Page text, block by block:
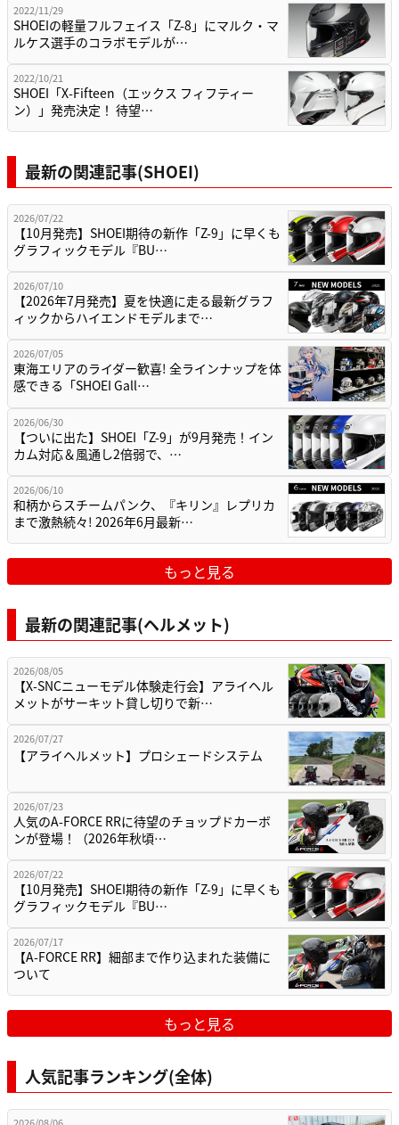
2022/11/29
SHOEIの軽量フルフェイス「Z-8」にマルク・マ
ルケス選手のコラボモデルが…
2022/10/21
SHOEI「X-Fifteen（エックス フィフティー
ン）」発売決定！ 待望…
最新の関連記事(SHOEI)
2026/07/22
【10月発売】SHOEI期待の新作「Z-9」に早くも
グラフィックモデル『BU…
2026/07/10
【2026年7月発売】夏を快適に走る最新グラフ
ィックからハイエンドモデルまで…
2026/07/05
東海エリアのライダー歓喜! 全ラインナップを体
感できる「SHOEI Gall…
2026/06/30
【ついに出た】SHOEI「Z-9」が9月発売！イン
カム対応＆風通し2倍弱で、…
2026/06/10
和柄からスチームパンク、『キリン』レプリカ
まで激熱続々! 2026年6月最新…
もっと見る
最新の関連記事(ヘルメット)
2026/08/05
【X-SNCニューモデル体験走行会】アライヘル
メットがサーキット貸し切りで新…
2026/07/27
【アライヘルメット】プロシェードシステム
2026/07/23
人気のA-FORCE RRに待望のチョップドカーボ
ンが登場！（2026年秋頃…
2026/07/22
【10月発売】SHOEI期待の新作「Z-9」に早くも
グラフィックモデル『BU…
2026/07/17
【A-FORCE RR】細部まで作り込まれた装備に
ついて
もっと見る
人気記事ランキング(全体)